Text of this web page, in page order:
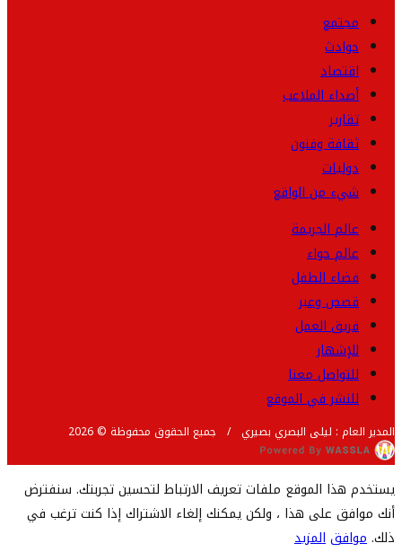
مجتمع
حوادث
اقتصاد
أصداء الملاعب
تقارير
ثقافة وفنون
دوليات
شيء من الواقع
عالم الجريمة
عالم حواء
فضاء الطفل
قصص وعبر
فريق العمل
للإشهار
للتواصل معنا
للنشر في الموقع
المدير العام : ليلى البصري بصيري / جميع الحقوق محفوظة © 2026
يستخدم هذا الموقع ملفات تعريف الارتباط لتحسين تجربتك. سنفترض
أنك موافق على هذا ، ولكن يمكنك إلغاء الاشتراك إذا كنت ترغب في
ذلك.موافقالمزيد